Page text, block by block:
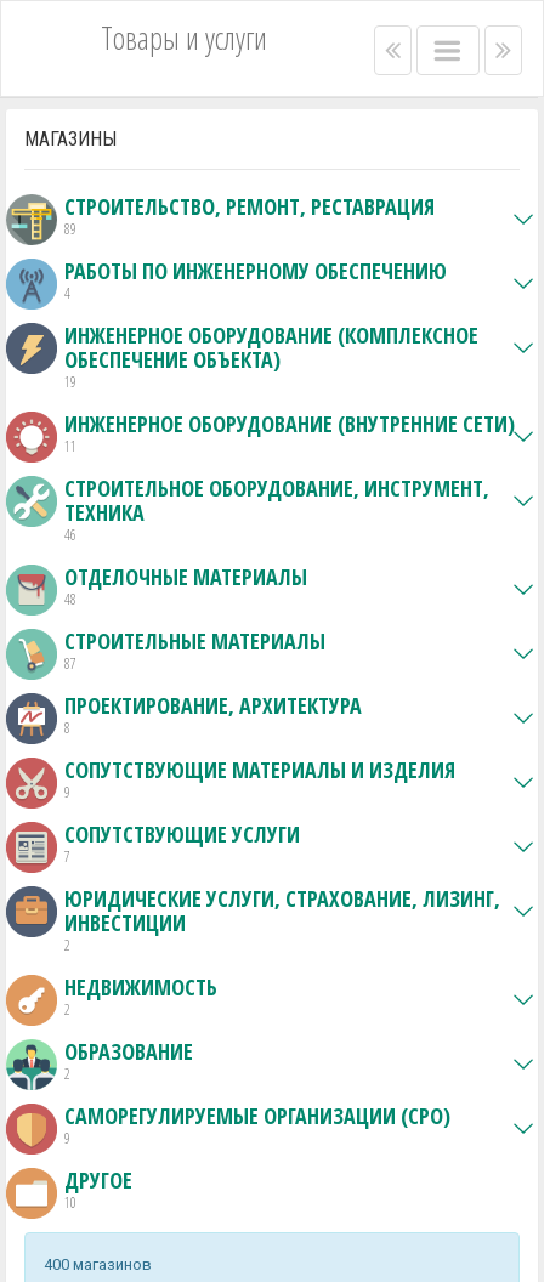
Товары и услуги Left
bar
Main
menu
Right
menu
bar
МАГАЗИНЫ
СТРОИТЕЛЬСТВО, РЕМОНТ, РЕСТАВРАЦИЯ
89
РАБОТЫ ПО ИНЖЕНЕРНОМУ ОБЕСПЕЧЕНИЮ
4
ИНЖЕНЕРНОЕ ОБОРУДОВАНИЕ (КОМПЛЕКСНОЕ
ОБЕСПЕЧЕНИЕ ОБЪЕКТА)
19
ИНЖЕНЕРНОЕ ОБОРУДОВАНИЕ (ВНУТРЕННИЕ СЕТИ)
11
СТРОИТЕЛЬНОЕ ОБОРУДОВАНИЕ, ИНСТРУМЕНТ,
ТЕХНИКА
46
ОТДЕЛОЧНЫЕ МАТЕРИАЛЫ
48
СТРОИТЕЛЬНЫЕ МАТЕРИАЛЫ
87
ПРОЕКТИРОВАНИЕ, АРХИТЕКТУРА
8
СОПУТСТВУЮЩИЕ МАТЕРИАЛЫ И ИЗДЕЛИЯ
9
СОПУТСТВУЮЩИЕ УСЛУГИ
7
ЮРИДИЧЕСКИЕ УСЛУГИ, СТРАХОВАНИЕ, ЛИЗИНГ,
ИНВЕСТИЦИИ
2
НЕДВИЖИМОСТЬ
2
ОБРАЗОВАНИЕ
2
САМОРЕГУЛИРУЕМЫЕ ОРГАНИЗАЦИИ (СРО)
9
ДРУГОЕ
10
400 магазинов